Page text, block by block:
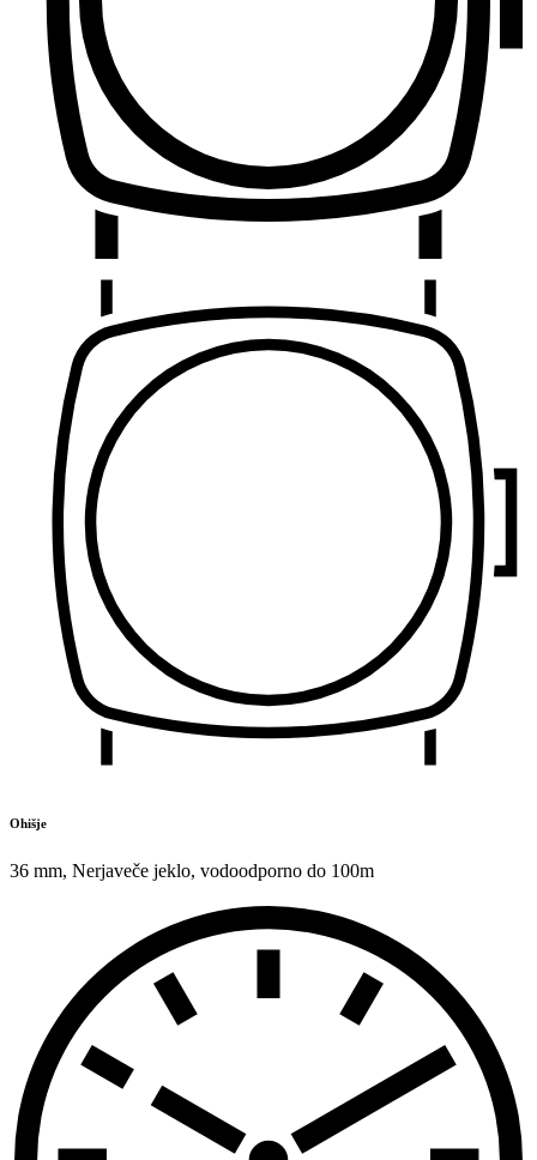
Ohišje
36 mm, Nerjaveče jeklo, vodoodporno do 100m